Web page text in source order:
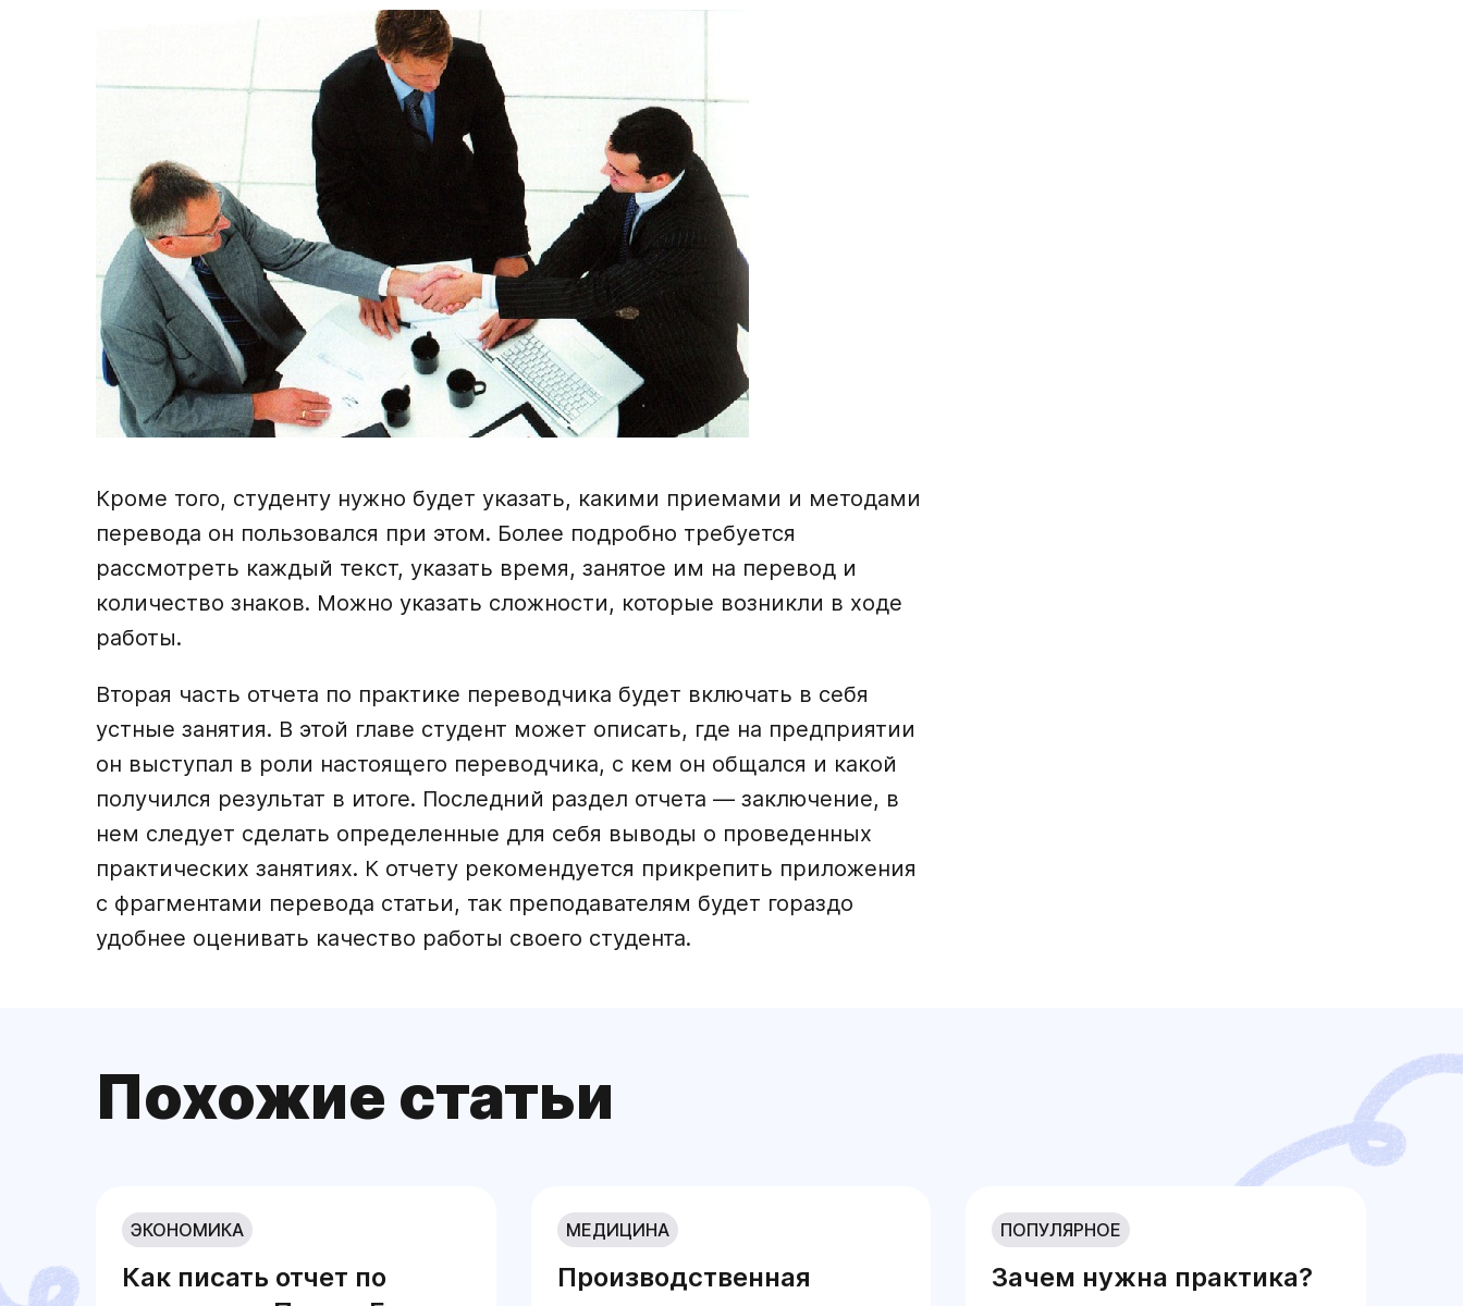
Кроме того, студенту нужно будет указать, какими приемами и методами
перевода он пользовался при этом. Более подробно требуется
рассмотреть каждый текст, указать время, занятое им на перевод и
количество знаков. Можно указать сложности, которые возникли в ходе
работы.
Вторая часть отчета по практике переводчика будет включать в себя
устные занятия. В этой главе студент может описать, где на предприятии
он выступал в роли настоящего переводчика, с кем он общался и какой
получился результат в итоге. Последний раздел отчета — заключение, в
нем следует сделать определенные для себя выводы о проведенных
практических занятиях. К отчету рекомендуется прикрепить приложения
с фрагментами перевода статьи, так преподавателям будет гораздо
удобнее оценивать качество работы своего студента.
Похожие статьи
ЭКОНОМИКА
Как писать отчет по
МЕДИЦИНА
Производственная
ПОПУЛЯРНОЕ
Зачем нужна практика?